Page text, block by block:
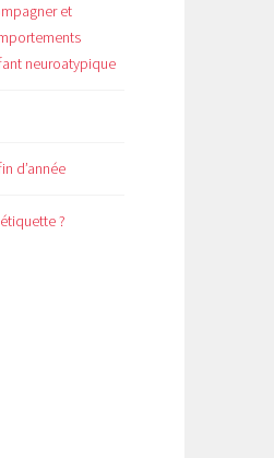
et
neuroatypique
d’année
?